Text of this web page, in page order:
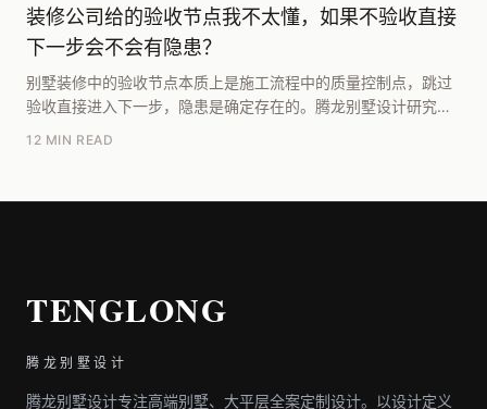
装修公司给的验收节点我不太懂，如果不验收直接
下一步会不会有隐患？
别墅装修中的验收节点本质上是施工流程中的质量控制点，跳过
验收直接进入下一步，隐患是确定存在的。腾龙别墅设计研究院
12 MIN READ
TENGLONG
腾龙别墅设计
腾龙别墅设计专注高端别墅、大平层全案定制设计。以设计定义